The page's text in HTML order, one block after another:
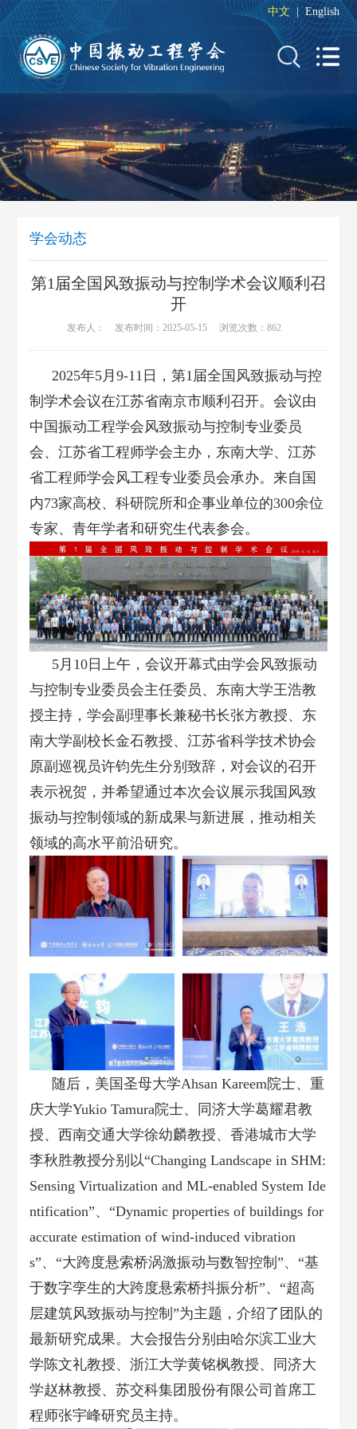
中文|English
学会动态
第1届全国风致振动与控制学术会议顺利召
开
发布人： 发布时间：2025-05-15 浏览次数： 862
2025年5月9-11日，第1届全国风致振动与控
制学术会议在江苏省南京市顺利召开。会议由
中国振动工程学会风致振动与控制专业委员
会、江苏省工程师学会主办，东南大学、江苏
省工程师学会风工程专业委员会承办。来自国
内73家高校、科研院所和企事业单位的300余位
专家、青年学者和研究生代表参会。
5月10日上午，会议开幕式由学会风致振动
与控制专业委员会主任委员、东南大学王浩教
授主持，学会副理事长兼秘书长张方教授、东
南大学副校长金石教授、江苏省科学技术协会
原副巡视员许钧先生分别致辞，对会议的召开
表示祝贺，并希望通过本次会议展示我国风致
振动与控制领域的新成果与新进展，推动相关
领域的高水平前沿研究。
随后，美国圣母大学Ahsan Kareem院士、重
庆大学Yukio Tamura院士、同济大学葛耀君教
授、西南交通大学徐幼麟教授、香港城市大学
李秋胜教授分别以“Changing Landscape in SHM:
Sensing Virtualization and ML-enabled System Ide
ntification”、“Dynamic properties of buildings for
accurate estimation of wind-induced vibration
s”、“大跨度悬索桥涡激振动与数智控制”、“基
于数字孪生的大跨度悬索桥抖振分析”、“超高
层建筑风致振动与控制”为主题，介绍了团队的
最新研究成果。大会报告分别由哈尔滨工业大
学陈文礼教授、浙江大学黄铭枫教授、同济大
学赵林教授、苏交科集团股份有限公司首席工
程师张宇峰研究员主持。